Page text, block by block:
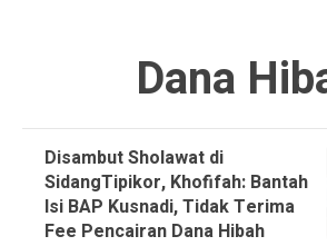
Dana
Disambut Sholawat di
SidangTipikor, Khofifah: Bantah
Isi BAP Kusnadi, Tidak Terima
Fee Pencairan Dana Hibah